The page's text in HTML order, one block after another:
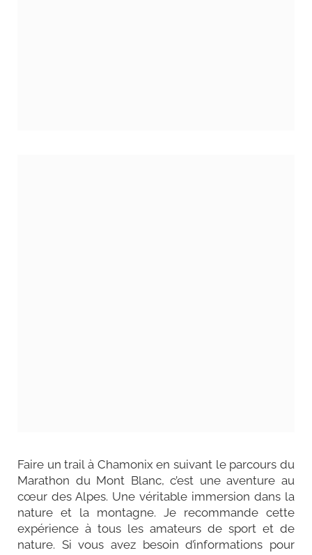
Faire un trail à Chamonix en suivant le parcours du
Marathon du Mont Blanc, c’est une aventure au
cœur des Alpes. Une véritable immersion dans la
nature et la montagne. Je recommande cette
expérience à tous les amateurs de sport et de
nature. Si vous avez besoin d’informations pour